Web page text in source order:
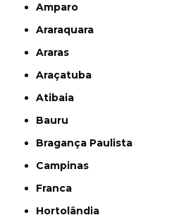
Amparo
Araraquara
Araras
Araçatuba
Atibaia
Bauru
Bragança Paulista
Campinas
Franca
Hortolândia